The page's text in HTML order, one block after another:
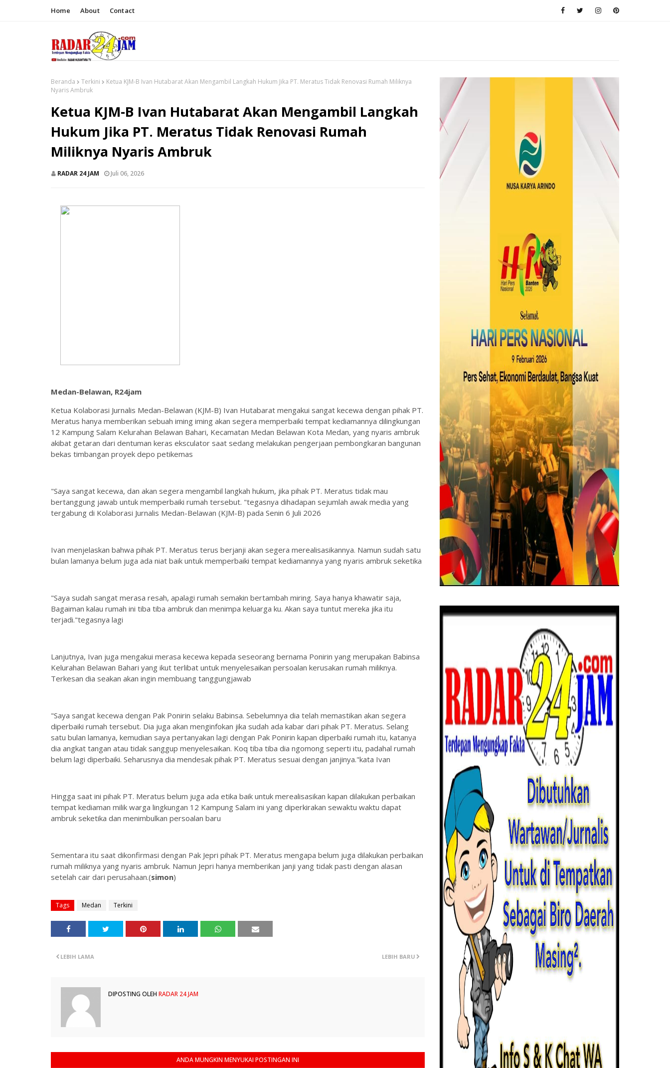
Home About Contact
Beranda Terkini
Ketua KJM-B Ivan Hutabarat Akan Mengambil Langkah Hukum Jika PT. Meratus Tidak Renovasi Rumah Miliknya
Nyaris Ambruk
Ketua KJM-B Ivan Hutabarat Akan Mengambil Langkah
Hukum Jika PT. Meratus Tidak Renovasi Rumah
Miliknya Nyaris Ambruk
RADAR 24 JAM Juli 06, 2026
Medan-Belawan, R24jam
Ketua Kolaborasi Jurnalis Medan-Belawan (KJM-B) Ivan Hutabarat mengakui sangat kecewa dengan pihak PT.
Meratus hanya memberikan sebuah iming iming akan segera memperbaiki tempat kediamannya dilingkungan
12 Kampung Salam Kelurahan Belawan Bahari, Kecamatan Medan Belawan Kota Medan, yang nyaris ambruk
akibat getaran dari dentuman keras eksculator saat sedang melakukan pengerjaan pembongkaran bangunan
bekas timbangan proyek depo petikemas
"Saya sangat kecewa, dan akan segera mengambil langkah hukum, jika pihak PT. Meratus tidak mau
bertanggung jawab untuk memperbaiki rumah tersebut. "tegasnya dihadapan sejumlah awak media yang
tergabung di Kolaborasi Jurnalis Medan-Belawan (KJM-B) pada Senin 6 Juli 2026
Ivan menjelaskan bahwa pihak PT. Meratus terus berjanji akan segera merealisasikannya. Namun sudah satu
bulan lamanya belum juga ada niat baik untuk memperbaiki tempat kediamannya yang nyaris ambruk seketika
"Saya sudah sangat merasa resah, apalagi rumah semakin bertambah miring. Saya hanya khawatir saja,
Bagaiman kalau rumah ini tiba tiba ambruk dan menimpa keluarga ku. Akan saya tuntut mereka jika itu
terjadi."tegasnya lagi
Lanjutnya, Ivan juga mengakui merasa kecewa kepada seseorang bernama Ponirin yang merupakan Babinsa
Kelurahan Belawan Bahari yang ikut terlibat untuk menyelesaikan persoalan kerusakan rumah miliknya.
Terkesan dia seakan akan ingin membuang tanggungjawab
"Saya sangat kecewa dengan Pak Ponirin selaku Babinsa. Sebelumnya dia telah memastikan akan segera
diperbaiki rumah tersebut. Dia juga akan menginfokan jika sudah ada kabar dari pihak PT. Meratus. Selang
satu bulan lamanya, kemudian saya pertanyakan lagi dengan Pak Ponirin kapan diperbaiki rumah itu, katanya
dia angkat tangan atau tidak sanggup menyelesaikan. Koq tiba tiba dia ngomong seperti itu, padahal rumah
belum lagi diperbaiki. Seharusnya dia mendesak pihak PT. Meratus sesuai dengan janjinya."kata Ivan
Hingga saat ini pihak PT. Meratus belum juga ada etika baik untuk merealisasikan kapan dilakukan perbaikan
tempat kediaman milik warga lingkungan 12 Kampung Salam ini yang diperkirakan sewaktu waktu dapat
ambruk seketika dan menimbulkan persoalan baru
Sementara itu saat dikonfirmasi dengan Pak Jepri pihak PT. Meratus mengapa belum juga dilakukan perbaikan
rumah miliknya yang nyaris ambruk. Namun Jepri hanya memberikan janji yang tidak pasti dengan alasan
setelah cair dari perusahaan.(simon)
Tags Medan Terkini
LEBIH BARU
LEBIH LAMA
DIPOSTING OLEH RADAR 24 JAM
ANDA MUNGKIN MENYUKAI POSTINGAN INI